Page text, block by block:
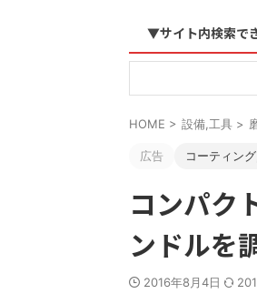
▼サイト内検索で
HOME > 設備,工具 >
広告 コーティン
コンパク
ンドルを
2016年8月4日